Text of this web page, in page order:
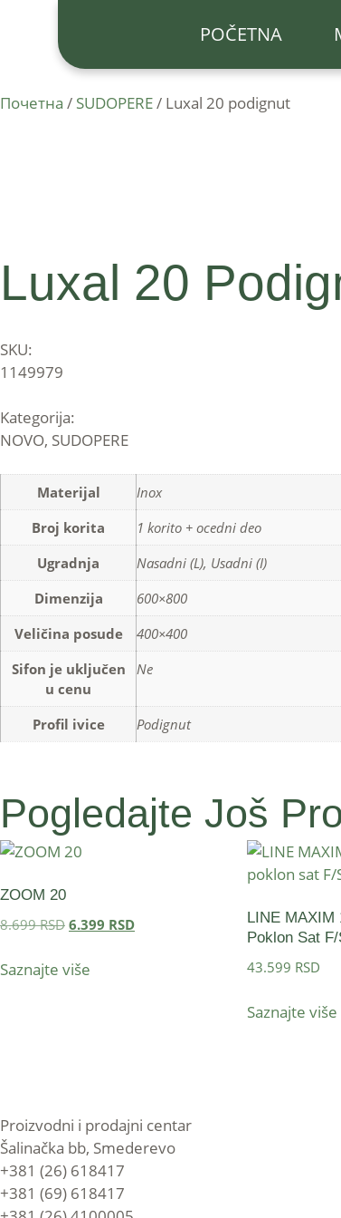
POČETNA
Почетна / SUDOPERE/ Luxal 20 podignut
Luxal 20
SKU:
1149979
Kategorija:
NOVO, SUDOPERE
Materijal
Inox
Broj korita
1 korito + ocedni deo
Ugradnja
Nasadni (L), Usadni (I)
Dimenzija
600×800
Veličina posude
400×400
Sifon je uključen
u cenu
Ne
Profil ivice Podignut
Pogledajte Još
ZOOM 20
8.699RSD 6.399 RSD
Saznajte više
LINE MAXIM
Poklon Sat
43.599 RSD
Saznajte više
Proizvodni i prodajni centar
Šalinačka bb, Smederevo
+381 (26) 618417
+381 (69) 618417